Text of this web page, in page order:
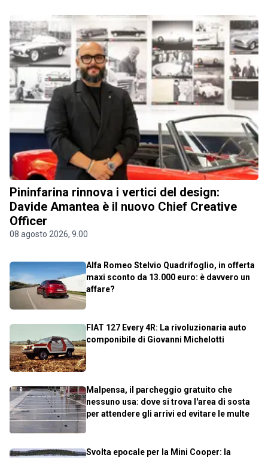
Pininfarina rinnova i vertici del design:
Davide Amantea è il nuovo Chief Creative
Officer
08 agosto 2026, 9.00
Alfa Romeo Stelvio Quadrifoglio, in offerta
maxi sconto da 13.000 euro: è davvero un
affare?
FIAT 127 Every 4R: La rivoluzionaria auto
componibile di Giovanni Michelotti
Malpensa, il parcheggio gratuito che
nessuno usa: dove si trova l'area di sosta
per attendere gli arrivi ed evitare le multe
Svolta epocale per la Mini Cooper: la